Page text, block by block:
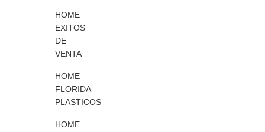
HOME
EXITOS
DE
VENTA
HOME
FLORIDA
PLASTICOS
HOME